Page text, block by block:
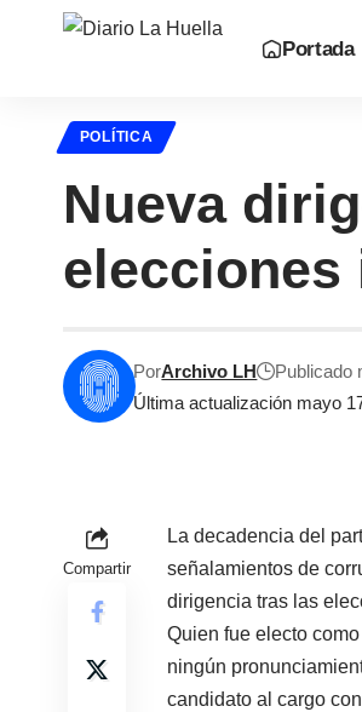
Portada
POLÍTICA
Nueva
elecciones
Última actualización mayo
PorArchivo LH Publicado
Compartir
La decadencia del
señalamientos de
dirigencia tras las
Quien fue electo
ningún
candidato al cargo